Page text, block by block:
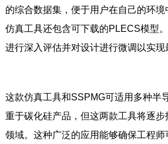
的综合数据集，便于用户在自己的环
仿真工具还包含可下载的PLECS模型
进行深入评估并对设计进行微调以实现
这款仿真工具和SSPMG可适用多种半
重于碳化硅产品，但这两款工具将逐
领域。这种广泛的应用能够确保工程师